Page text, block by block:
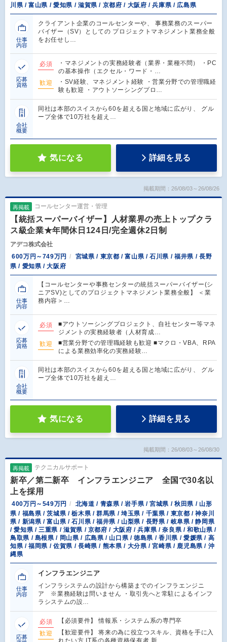
川県 / 富山県 / 愛知県 / 滋賀県 / 京都府 / 大阪府 / 兵庫県 / 広島県
仕事
内容
クライアント企業のコールセンターや、 事務業務のスーパー
バイザー（SV）としての プロジェクトマネジメント業務全般
をお任せし…
応募
資格
必須
・マネジメントの実務経験者（業界・業種不問） ・PC
の基本操作（エクセル・ワード・…
歓迎
・SV経験、マネジメント経験 ・営業分野での管理職経
験も歓迎 ・アウトソーシングプロ…
会社
概要
同社は本部のスイスから60を超える国と地域に広がり、 グル
ープ全体で10万社を超え…
気になる 詳細を見る
掲載期間：26/08/03～26/08/26
再掲載 コールセンター運営・管理
【統括スーパーバイザー】人材業界の売上トップクラ
ス級企業★年間休日124日/完全週休2日制
アデコ株式会社
600万円～749万円
宮城県 / 東京都 / 富山県 / 石川県 / 福井県 / 長野
県 / 愛知県 / 大阪府
仕事
内容
【コールセンターや事務センターの統括スーパーバイザー(シ
ニアSV)としてのプロジェクトマネジメント業務全般】 ＜業
務内容＞…
応募
資格
必須
■アウトソーシングプロジェクト、自社センター等マネ
ジメントの実務経験者（人材育成…
歓迎
■営業分野での管理職経験も歓迎 ■マクロ・VBA、RPA
による業務効率化の実務経験…
会社
概要
同社は本部のスイスから60を超える国と地域に広がり、 グル
ープ全体で10万社を超え…
気になる 詳細を見る
掲載期間：26/08/03～26/08/30
再掲載 テクニカルサポート
新卒／第二新卒 インフラエンジニア 全国で30名以
上を採用
400万円～549万円
北海道 / 青森県 / 岩手県 / 宮城県 / 秋田県 / 山形
県 / 福島県 / 茨城県 / 栃木県 / 群馬県 / 埼玉県 / 千葉県 / 東京都 / 神奈川
県 / 新潟県 / 富山県 / 石川県 / 福井県 / 山梨県 / 長野県 / 岐阜県 / 静岡県
/ 愛知県 / 三重県 / 滋賀県 / 京都府 / 大阪府 / 兵庫県 / 奈良県 / 和歌山県 /
鳥取県 / 島根県 / 岡山県 / 広島県 / 山口県 / 徳島県 / 香川県 / 愛媛県 / 高
知県 / 福岡県 / 佐賀県 / 長崎県 / 熊本県 / 大分県 / 宮崎県 / 鹿児島県 / 沖
縄県
仕事
内容
インフラエンジニア
インフラシステムの設計から構築までのインフラエンジニ
ア ※業務経験は問いません ・取引先へと常駐によるインフ
ラシステムの設…
応募
必須
【必須要件】 情報系・システム系の専門卒
歓迎
【歓迎要件】 将来の為に役立つスキル、資格を手に入
れたい方 IT系の各種資格保有者 新…